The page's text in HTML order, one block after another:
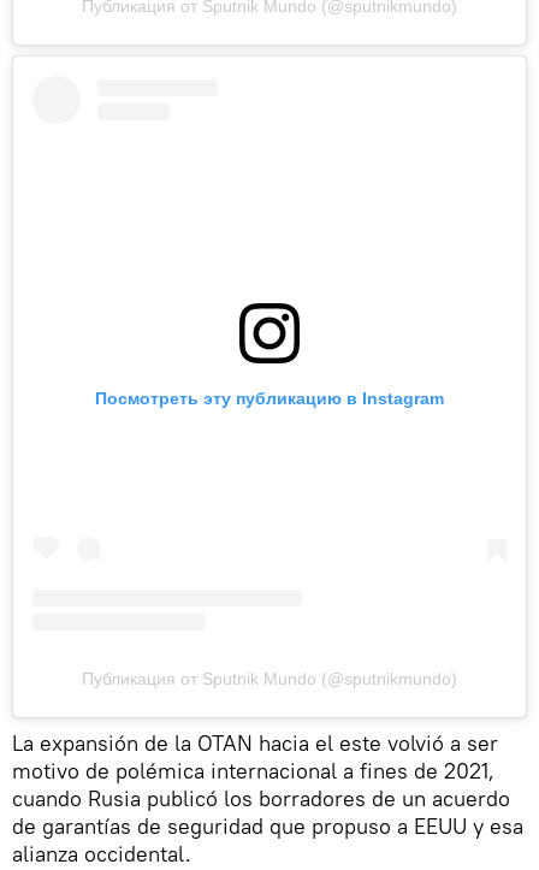
Публикация от Sputnik Mundo (@sputnikmundo)
Посмотреть эту публикацию в Instagram
Публикация от Sputnik Mundo (@sputnikmundo)
La expansión de la OTAN hacia el este volvió a ser
motivo de polémica internacional a fines de 2021,
cuando Rusia publicó los borradores de un acuerdo
de garantías de seguridad que propuso a EEUU y esa
alianza occidental.